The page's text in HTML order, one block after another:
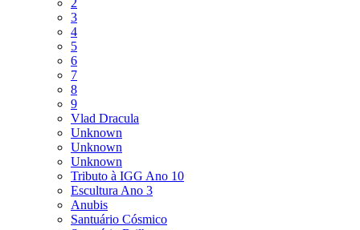
2
3
4
5
6
7
8
9
Vlad Dracula
Unknown
Unknown
Unknown
Tributo à IGG Ano 10
Escultura Ano 3
Anubis
Santuário Cósmico